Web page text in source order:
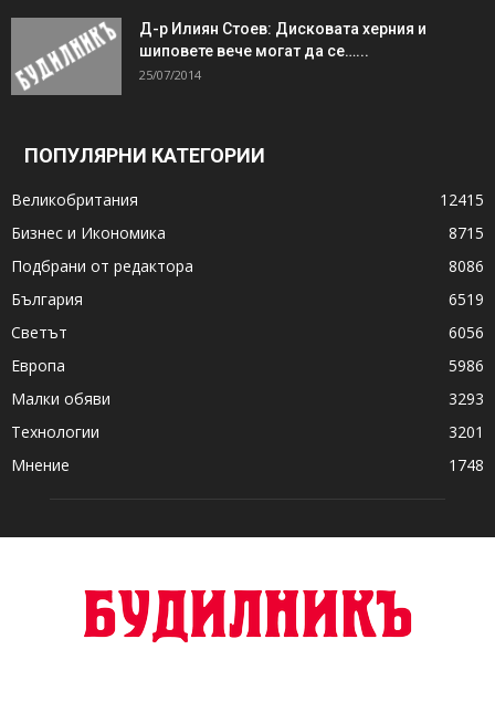
Д-р Илиян Стоев: Дисковата херния и
шиповете вече могат да се…...
25/07/2014
ПОПУЛЯРНИ КАТЕГОРИИ
Великобритания
12415
Бизнес и Икономика
8715
Подбрани от редактора
8086
България
6519
Светът
6056
Европа
5986
Малки обяви
3293
Технологии
3201
Мнение
1748